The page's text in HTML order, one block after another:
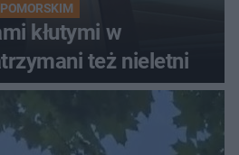
kłutymi w
też nieletni